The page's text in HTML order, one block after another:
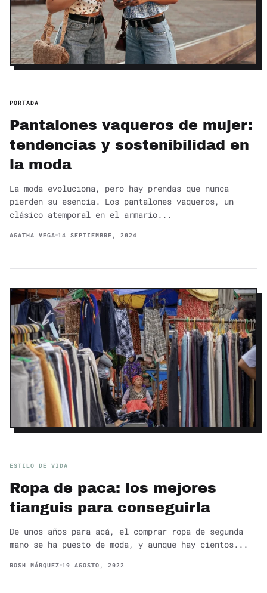
PORTADA
Pantalones vaqueros de mujer:
tendencias y sostenibilidad en
la moda
La moda evoluciona, pero hay prendas que nunca
pierden su esencia. Los pantalones vaqueros, un
clásico atemporal en el armario...
AGATHA VEGA 14 SEPTIEMBRE, 2024
ESTILO DE VIDA
Ropa de paca: los mejores
tianguis para conseguirla
De unos años para acá, el comprar ropa de segunda
mano se ha puesto de moda, y aunque hay cientos...
ROSH MÁRQUEZ 19 AGOSTO, 2022